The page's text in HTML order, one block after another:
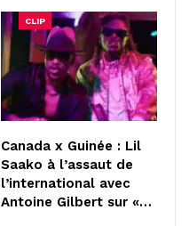
CLIP
Canada x Guinée : Lil
Saako à l’assaut de
l’international avec
Antoine Gilbert sur «…